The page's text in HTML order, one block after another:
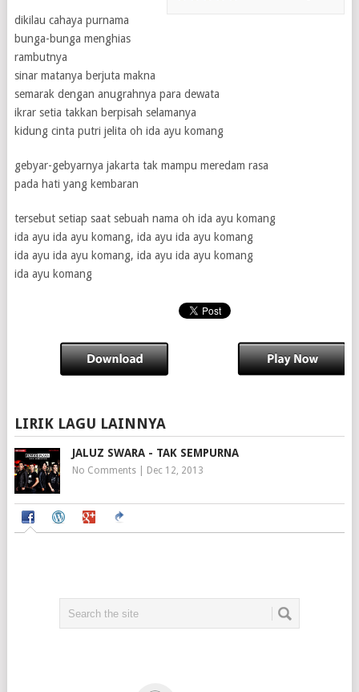
dikilau cahaya purnama
bunga-bunga menghias
rambutnya
sinar matanya berjuta makna
semarak dengan anugrahnya para dewata
ikrar setia takkan berpisah selamanya
kidung cinta putri jelita oh ida ayu komang
gebyar-gebyarnya jakarta tak mampu meredam rasa
pada hati yang kembaran
tersebut setiap saat sebuah nama oh ida ayu komang
ida ayu ida ayu komang, ida ayu ida ayu komang
ida ayu ida ayu komang, ida ayu ida ayu komang
ida ayu komang
LIRIK LAGU LAINNYA
JALUZ SWARA - TAK SEMPURNA
No Comments| Dec 12, 2013